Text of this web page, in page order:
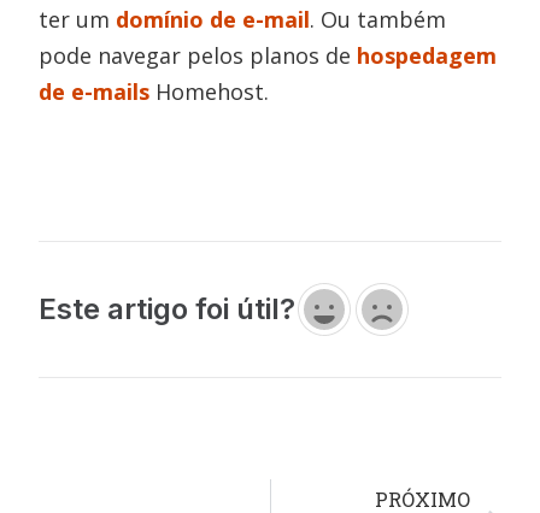
ter um domínio de e-mail. Ou também
pode navegar pelos planos de hospedagem
de e-mails Homehost.
Este artigo foi útil?
PRÓXIMO